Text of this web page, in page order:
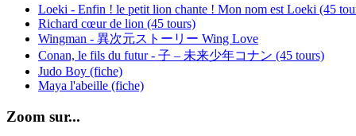
Loeki - Enfin ! le petit lion chante ! Mon nom est Loeki (45
Richard cœur de lion (45 tours)
Wingman - 異次元ストーリー Wing Love
Conan, le fils du futur - 子 – 未来少年コナン (45 tours)
Judo Boy (fiche)
Maya l'abeille (fiche)
Zoom sur...